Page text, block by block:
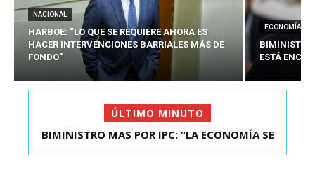
NACIONAL
HARBOE: “LO QUE SE REQUIERE AHORA ES
HACER INTERVENCIONES BARRIALES MÁS DE
FONDO”
ECONOMÍA
BIMINISTRO
ESTÁ
ÚLTIMO MINUTO
KAST SE REUNIÓ CON EL PRESIDENTE ELECTO DE
BIMINISTRO MAS POR IPC: “LA ECONOMÍA SE